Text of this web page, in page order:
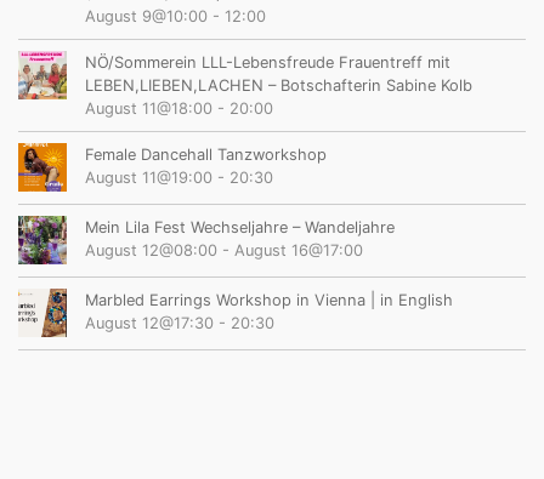
August 9@10:00 - 12:00
NÖ/Sommerein LLL-Lebensfreude Frauentreff mit
LEBEN,LIEBEN,LACHEN – Botschafterin Sabine Kolb
August 11@18:00 - 20:00
Female Dancehall Tanzworkshop
August 11@19:00 - 20:30
Mein Lila Fest Wechseljahre – Wandeljahre
August 12@08:00 - August 16@17:00
Marbled Earrings Workshop in Vienna | in English
August 12@17:30 - 20:30